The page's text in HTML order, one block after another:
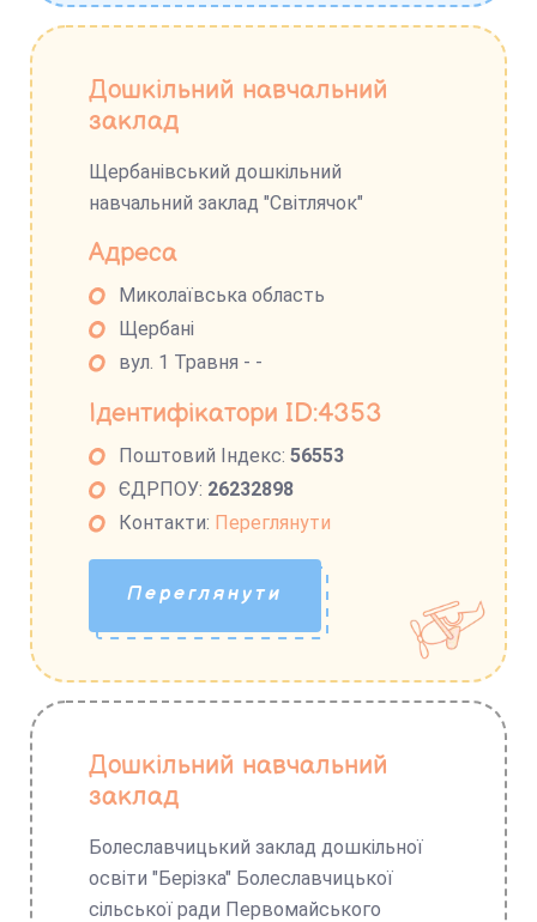
Дошкільний навчальний
заклад
Щербанівський дошкільний
навчальний заклад "Світлячок"
Адреса
Миколаївська область
Щербані
вул. 1 Травня - -
Ідентифікатори ID:4353
Поштовий Індекс:56553
ЄДРПОУ: 26232898
Контакти: Переглянути
Переглянути
Дошкільний навчальний
заклад
Болеславчицький заклад дошкільної
освіти "Берізка" Болеславчицької
сільської ради Первомайського